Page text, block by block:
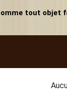
tout objet